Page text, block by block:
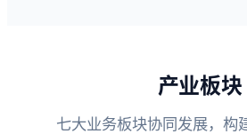
产业板块
七大业务板块协同发展，构